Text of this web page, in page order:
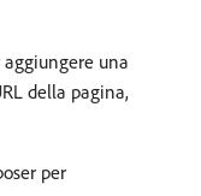
aggiungere una
della pagina,
per